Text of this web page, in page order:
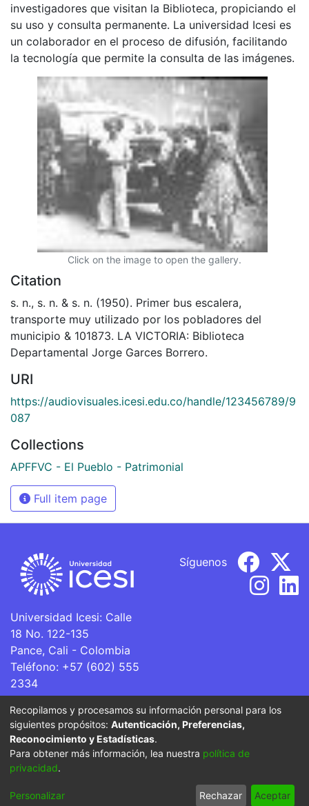
investigadores que visitan la Biblioteca, propiciando el
su uso y consulta permanente. La universidad Icesi es
un colaborador en el proceso de difusión, facilitando
la tecnología que permite la consulta de las imágenes.
Click on the image to open the gallery.
Citation
s. n., s. n. & s. n. (1950). Primer bus escalera,
transporte muy utilizado por los pobladores del
municipio & 101873. LA VICTORIA: Biblioteca
Departamental Jorge Garces Borrero.
URI
https://audiovisuales.icesi.edu.co/handle/123456789/9
087
Collections
APFFVC - El Pueblo - Patrimonial
Full item page
Universidad Icesi: Calle
18 No. 122-135
Pance, Cali - Colombia
Teléfono: +57 (602) 555
2334
ventanillaunica@icesi.edu.co
Síguenos
La Universidad Icesi es una Institución de Educación
Superior que se encuentra sujeta a inspección y vigilancia
por parte del Ministerio de Educación Nacional.
Cookie
End User
Send
Recopilamos y procesamos su información personal para los
siguientes propósitos: Autenticación, Preferencias,
Reconocimiento y Estadísticas.
Para obtener más información, lea nuestra política de
privacidad.
Personalizar Rechazar Aceptar